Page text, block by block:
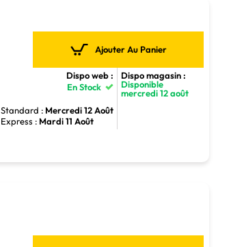
Ajouter Au Panier
Dispo web :
En Stock
Standard : Mercredi 12 Août
Express : Mardi 11 Août
Dispo magasin :
Disponible
mercredi 12 août